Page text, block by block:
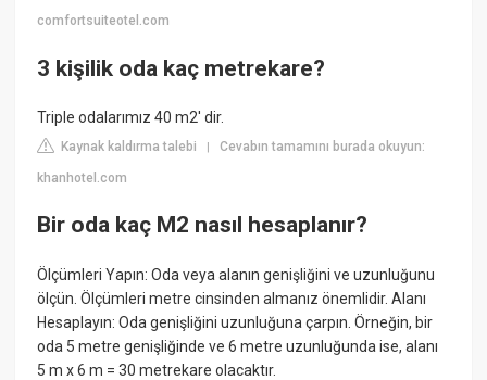
comfortsuiteotel.com
3 kişilik oda kaç metrekare?
Triple odalarımız 40 m2' dir.
Kaynak kaldırma talebi |Cevabın tamamını burada okuyun:
khanhotel.com
Bir oda kaç M2 nasıl hesaplanır?
Ölçümleri Yapın: Oda veya alanın genişliğini ve uzunluğunu
ölçün. Ölçümleri metre cinsinden almanız önemlidir. Alanı
Hesaplayın: Oda genişliğini uzunluğuna çarpın. Örneğin, bir
oda 5 metre genişliğinde ve 6 metre uzunluğunda ise, alanı
5 m x 6 m = 30 metrekare olacaktır.